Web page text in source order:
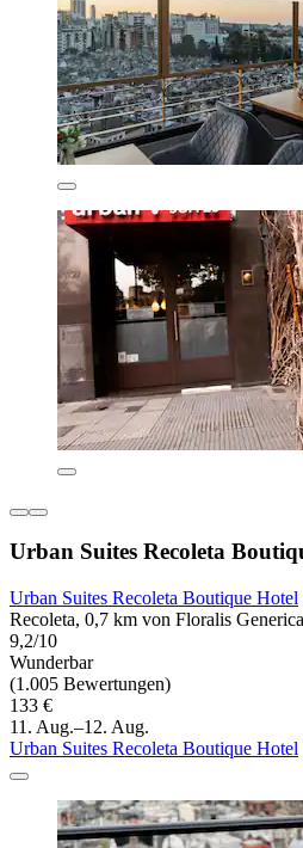
Urban Suites Recoleta
Urban Suites Recoleta Boutique Hotel
Recoleta, 0,7 km von Floralis
9,2/10
Wunderbar
(1.005 Bewertungen)
133 €
11. Aug.–12. Aug.
Urban Suites Recoleta Boutique Hotel